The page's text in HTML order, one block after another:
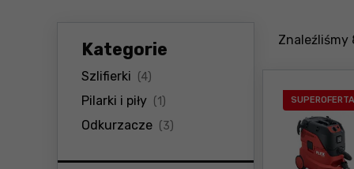
Kategorie
Szlifierki (4)
Pilarki i piły (1)
Odkurzacze (3)
Znaleźliśmy
SUPEROFERTA